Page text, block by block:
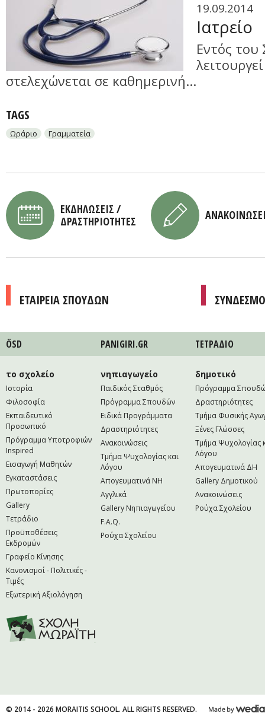
19.09.2014
Ιατρείο
Εντός του
στελεχώνεται σε καθημερινή...
TAGS
Ωράριο Γραμματεία
ΕΚΔΗΛΩΣΕΙΣ /
ΔΡΑΣΤΗΡΙΟΤΗΤΕΣ
ΕΤΑΙΡΕΙΑ ΣΠΟΥΔΩΝ
ÖSD PANIGIRI.GR ΤΕΤΡAΔΙΟ
το σχολείο
Ιστορία
Φιλοσοφία
Εκπαιδευτικό
Προσωπικό
Πρόγραμμα Υποτροφιών
Inspired
Εισαγωγή Μαθητών
Εγκαταστάσεις
Πρωτοπορίες
Gallery
Τετράδιο
Προϋποθέσεις
Εκδρομών
Γραφείο Κίνησης
Κανονισμοί - Πολιτικές -
Τιμές
Εξωτερική Αξιολόγηση
νηπιαγωγείο
Παιδικός Σταθμός
Πρόγραμμα Σπουδών
Ειδικά Προγράμματα
Δραστηριότητες
Ανακοινώσεις
Τμήμα Ψυχολογίας και
Λόγου
Απογευματινά NH
Αγγλικά
Gallery Νηπιαγωγείου
F.A.Q.
Ρούχα Σχολείου
δημοτικό
Πρόγραμμα
Δραστηριότητες
Τμήμα Φυσικής
Ξένες Γλώσσες
Τμήμα Ψυχολογίας
Λόγου
Απογευματινά ΔΗ
Gallery Δημοτικού
Ανακοινώσεις
Ρούχα Σχολείου
© 2014 - 2026 MORAITIS SCHOOL. ALL RIGHTS RESERVED.